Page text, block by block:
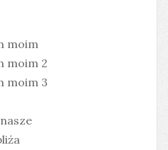
moim
moim 2
moim 3